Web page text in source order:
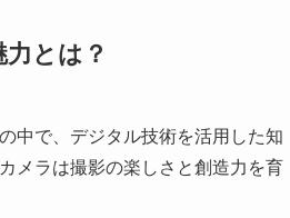
とは？
中で、デジタル技術を活用した知
メラは撮影の楽しさと創造力を育